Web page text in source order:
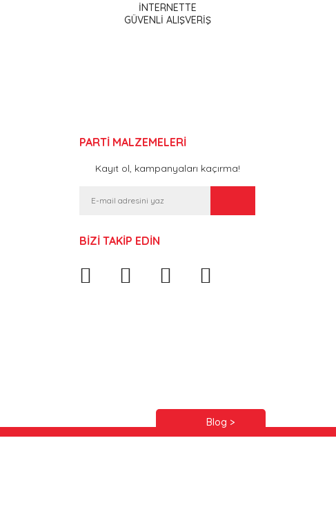
İNTERNETTE
GÜVENLİ ALIŞVERİŞ
PARTİ MALZEMELERİ
Kayıt ol, kampanyaları kaçırma!
BİZİ TAKİP EDİN
Blog >